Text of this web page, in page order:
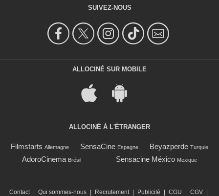
SUIVEZ-NOUS
ALLOCINÉ SUR MOBILE
ALLOCINÉ À L'ÉTRANGER
Filmstarts Allemagne SensaCine Espagne Beyazperde Turquie
AdoroCinema Brésil Sensacine México Mexique
Contact | Qui sommes-nous | Recrutement | Publicité | CGU | CGV |